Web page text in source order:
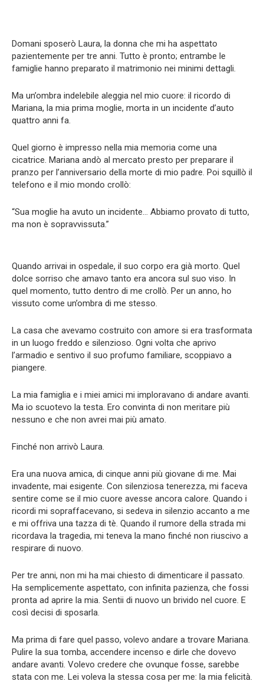
Domani sposerò Laura, la donna che mi ha aspettato
pazientemente per tre anni. Tutto è pronto; entrambe le
famiglie hanno preparato il matrimonio nei minimi dettagli.
Ma un’ombra indelebile aleggia nel mio cuore: il ricordo di
Mariana, la mia prima moglie, morta in un incidente d’auto
quattro anni fa.
Quel giorno è impresso nella mia memoria come una
cicatrice. Mariana andò al mercato presto per preparare il
pranzo per l’anniversario della morte di mio padre. Poi squillò il
telefono e il mio mondo crollò:
“Sua moglie ha avuto un incidente… Abbiamo provato di tutto,
ma non è sopravvissuta.”
Quando arrivai in ospedale, il suo corpo era già morto. Quel
dolce sorriso che amavo tanto era ancora sul suo viso. In
quel momento, tutto dentro di me crollò. Per un anno, ho
vissuto come un’ombra di me stesso.
La casa che avevamo costruito con amore si era trasformata
in un luogo freddo e silenzioso. Ogni volta che aprivo
l’armadio e sentivo il suo profumo familiare, scoppiavo a
piangere.
La mia famiglia e i miei amici mi imploravano di andare avanti.
Ma io scuotevo la testa. Ero convinta di non meritare più
nessuno e che non avrei mai più amato.
Finché non arrivò Laura.
Era una nuova amica, di cinque anni più giovane di me. Mai
invadente, mai esigente. Con silenziosa tenerezza, mi faceva
sentire come se il mio cuore avesse ancora calore. Quando i
ricordi mi sopraffacevano, si sedeva in silenzio accanto a me
e mi offriva una tazza di tè. Quando il rumore della strada mi
ricordava la tragedia, mi teneva la mano finché non riuscivo a
respirare di nuovo.
Per tre anni, non mi ha mai chiesto di dimenticare il passato.
Ha semplicemente aspettato, con infinita pazienza, che fossi
pronta ad aprire la mia. Sentii di nuovo un brivido nel cuore. E
così decisi di sposarla.
Ma prima di fare quel passo, volevo andare a trovare Mariana.
Pulire la sua tomba, accendere incenso e dirle che dovevo
andare avanti. Volevo credere che ovunque fosse, sarebbe
stata con me. Lei voleva la stessa cosa per me: la mia felicità.